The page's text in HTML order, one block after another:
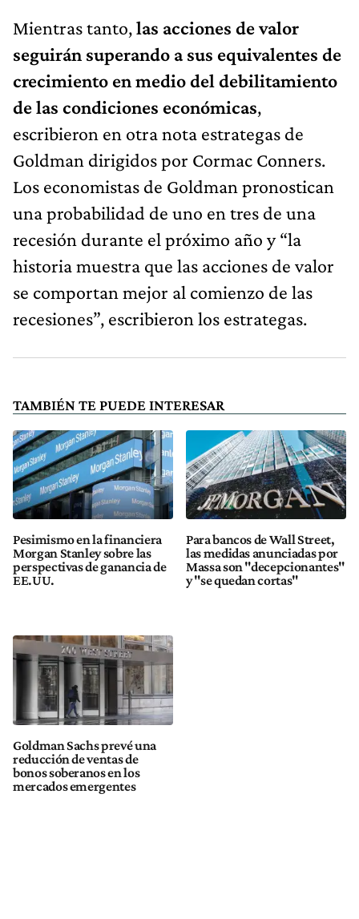
Mientras tanto,las acciones de valor
seguirán superando a sus equivalentes de
crecimiento en medio del debilitamiento
de las condiciones económicas,
escribieron en otra nota estrategas de
Goldman dirigidos por Cormac Conners.
Los economistas de Goldman pronostican
una probabilidad de uno en tres de una
recesión durante el próximo año y “la
historia muestra que las acciones de valor
se comportan mejor al comienzo de las
recesiones”, escribieron los estrategas.
TAMBIÉN TE PUEDE INTERESAR
Pesimismo en la financiera
Morgan Stanley sobre las
perspectivas de ganancia de
EE.UU.
Para bancos de Wall Street,
las medidas anunciadas por
Massa son "decepcionantes"
y "se quedan cortas"
Goldman Sachs prevé una
reducción de ventas de
bonos soberanos en los
mercados emergentes